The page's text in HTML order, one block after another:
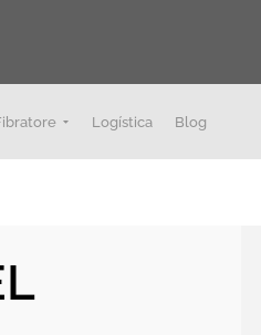
Logística Blog